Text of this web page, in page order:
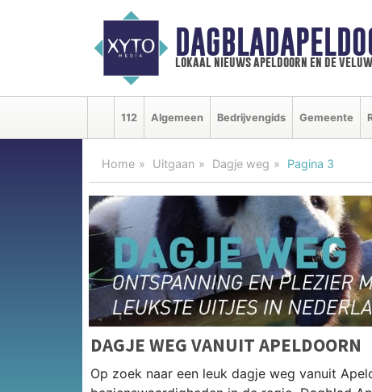
lokaal nieuws apeldoorn en de
112 Algemeen Bedrijvengids Gemeente
Home Uitgaan Dagje weg Pagina 3
DAGJE WEG VANUIT APELDOORN
Op zoek naar een leuk dagje weg vanuit